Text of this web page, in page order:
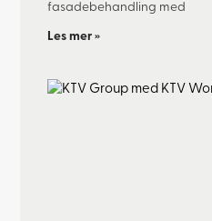
fasadebehandling med
Les mer »